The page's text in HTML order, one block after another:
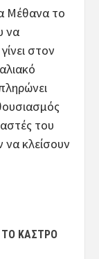
Μέθανα το
να
στον
του
κλείσουν
ΤΟ ΚΆΣΤΡΟ